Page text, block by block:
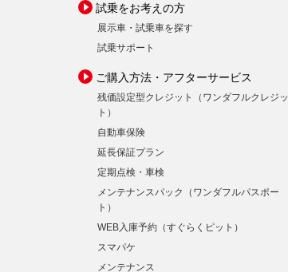
試乗をお考えの方
展示車・試乗車を探す
試乗サポート
ご購入方法・アフターサービス
残価設定型クレジット（ワンダフルクレジッ
ト）
自動車保険
延長保証プラン
定期点検・車検
メンテナンスパック（ワンダフルパスポー
ト）
WEB入庫予約（すぐらくピット）
スマパケ
メンテナンス